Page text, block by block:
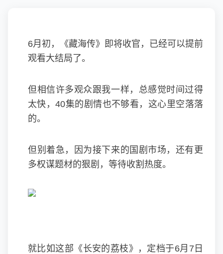
6月初，《藏海传》即将收官，已经可以提前
观看大结局了。
但相信许多观众跟我一样，总感觉时间过得
太快，40集的剧情也不够看，这心里空落落
的。
但别着急，因为接下来的国剧市场，还有更
多权谋题材的狠剧，等待收割热度。
就比如这部《长安的荔枝》，定档于6月7日